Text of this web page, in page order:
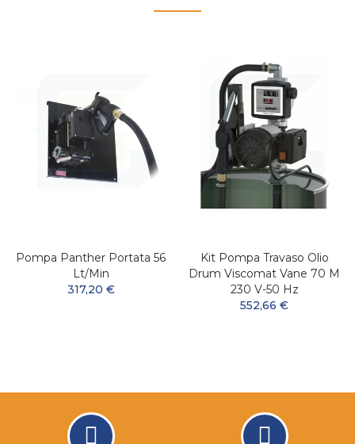
Pompa Panther Portata 56
Lt/min
317,20 €
Kit Pompa Travaso Olio
Drum Viscomat Vane 70 M
230 V-50 Hz
552,66 €